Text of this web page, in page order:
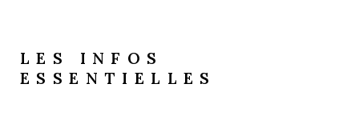
LES INFOS
ESSENTIELLES